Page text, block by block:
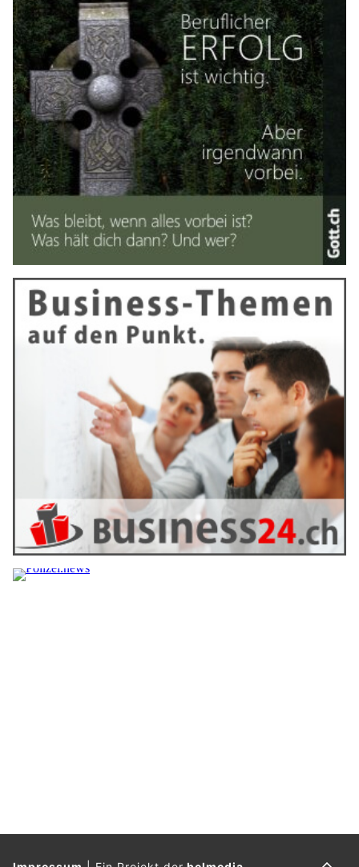
01.06.26 VON BELMEDIA REDAKTION
Der Stabhochsprung-Weltrekordhalter Armand „Mondo“
Duplantis hat in Stockholm eine aussergewöhnliche
Herausforderung gemeistert und damit dem Titel „Jump of
the Year“ alle Ehre gemacht.
Herausgefordert sprang der Ausnahmesportler und Halter von
15 Weltrekorden nicht über eine klassische Hochsprunglatte,
sondern über eine 5,50 Meter hohe, 12 Meter breite und 30
Zentimeter tiefe Produktwand.
Weiterlesen
Kisag AG lanciert 2026 digitale Kampagne „Der
Genussmacher“ mit Videoserie
24.04.26 VON BELMEDIA REDAKTION
Unter dem Leitmotiv „Der Genussmacher“ startet die Kisag
AG ihre digitale Werbekampagne 2026. In einer zwölfteiligen
Videoserie positioniert sich der Schweizer
Traditionshersteller als unverzichtbarer Begleiter im
Familienalltag. Die Kampagne rückt jene wertvollen
Augenblicke in den Mittelpunkt, in denen Kisag-Produkte
weit mehr als nur Küchenhelfer sind: Sie werden zu Rettern
der guten Laune und Garanten für echte Emotionen.
Das Herzstück der Kampagne bilden 12 professionell
produzierte Kurzvideos, die primär für digitale Kanäle und
Social Media konzipiert wurden. Im Fokus steht das
authentische Leben einer modernen Familie. Dabei verzichtet
Kisag bewusst auf eine sterile Werbeästhetik und setzt
stattdessen auf Nahbarkeit, Humor und eine sympathische
Bildsprache.
Weiterlesen
Zusammenarbeit.